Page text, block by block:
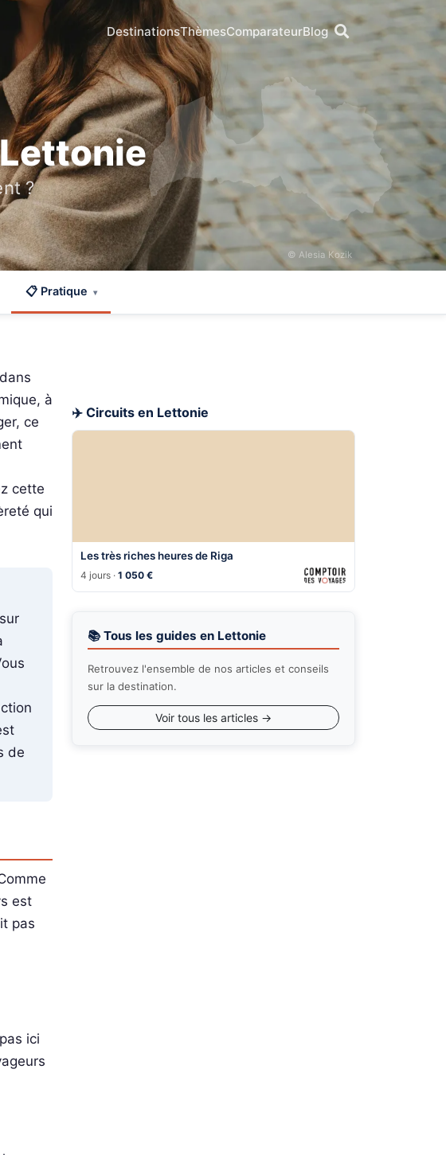
DestinationsThèmesComparateurBlog
?
© Alesia Kozik
📋 Pratique ▾
à
ce
cette
qui
de
est
pas
ici
✈️ Circuits en Lettonie
Les très riches heures de Riga
4 jours ·1 050 €
📚 Tous les guides en Lettonie
Retrouvez l'ensemble de nos articles et conseils
sur la destination.
Voir tous les articles →